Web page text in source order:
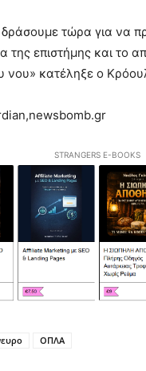
τώρα για να
της επιστήμης και το
νου» κατέληξε ο
STRANGERS E-BOOKS
ΟΠΛΑ